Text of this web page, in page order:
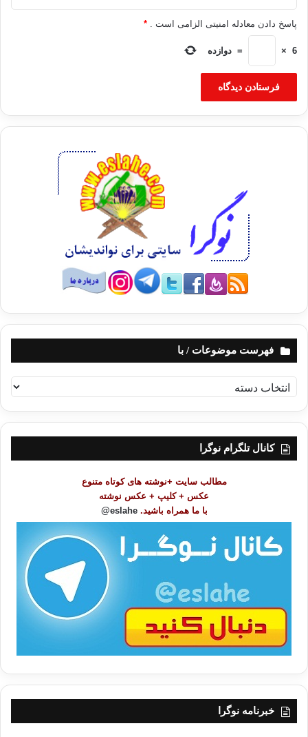
پاسخ دادن معادله امنیتی الزامی است . *
6
×
= دوازده
فهرست موضوعات / با
ه
ر
کانال تلگرام نوگرا
مطالب سایت +نوشته های کوتاه متنوع
عکس + کلیپ + عکس نوشته
با ما همراه باشید. eslahe@
خبرنامه نوگرا